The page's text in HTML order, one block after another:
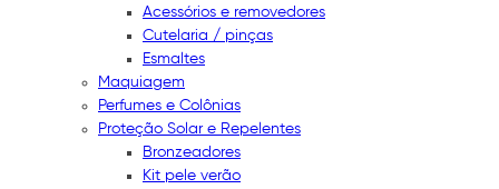
Acessórios e removedores
Cutelaria / pinças
Esmaltes
Maquiagem
Perfumes e Colônias
Proteção Solar e Repelentes
Bronzeadores
Kit pele verão